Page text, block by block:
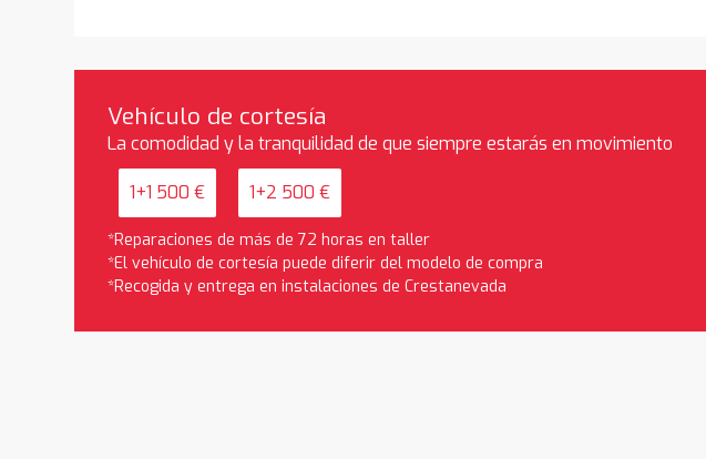
Vehículo de cortesía
La comodidad y la tranquilidad de que siempre estarás en movimiento
1+1 500 € 1+2 500 €
*Reparaciones de más de 72 horas en taller
*El vehículo de cortesía puede diferir del modelo de compra
*Recogida y entrega en instalaciones de Crestanevada